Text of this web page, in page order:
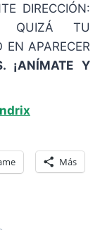
DIRECCIÓN:
QUIZÁ TU
EN APARECER
¡ANÍMATE Y
Más